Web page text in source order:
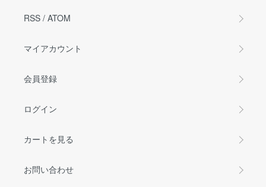
RSS / ATOM
マイアカウント
会員登録
ログイン
カートを見る
お問い合わせ